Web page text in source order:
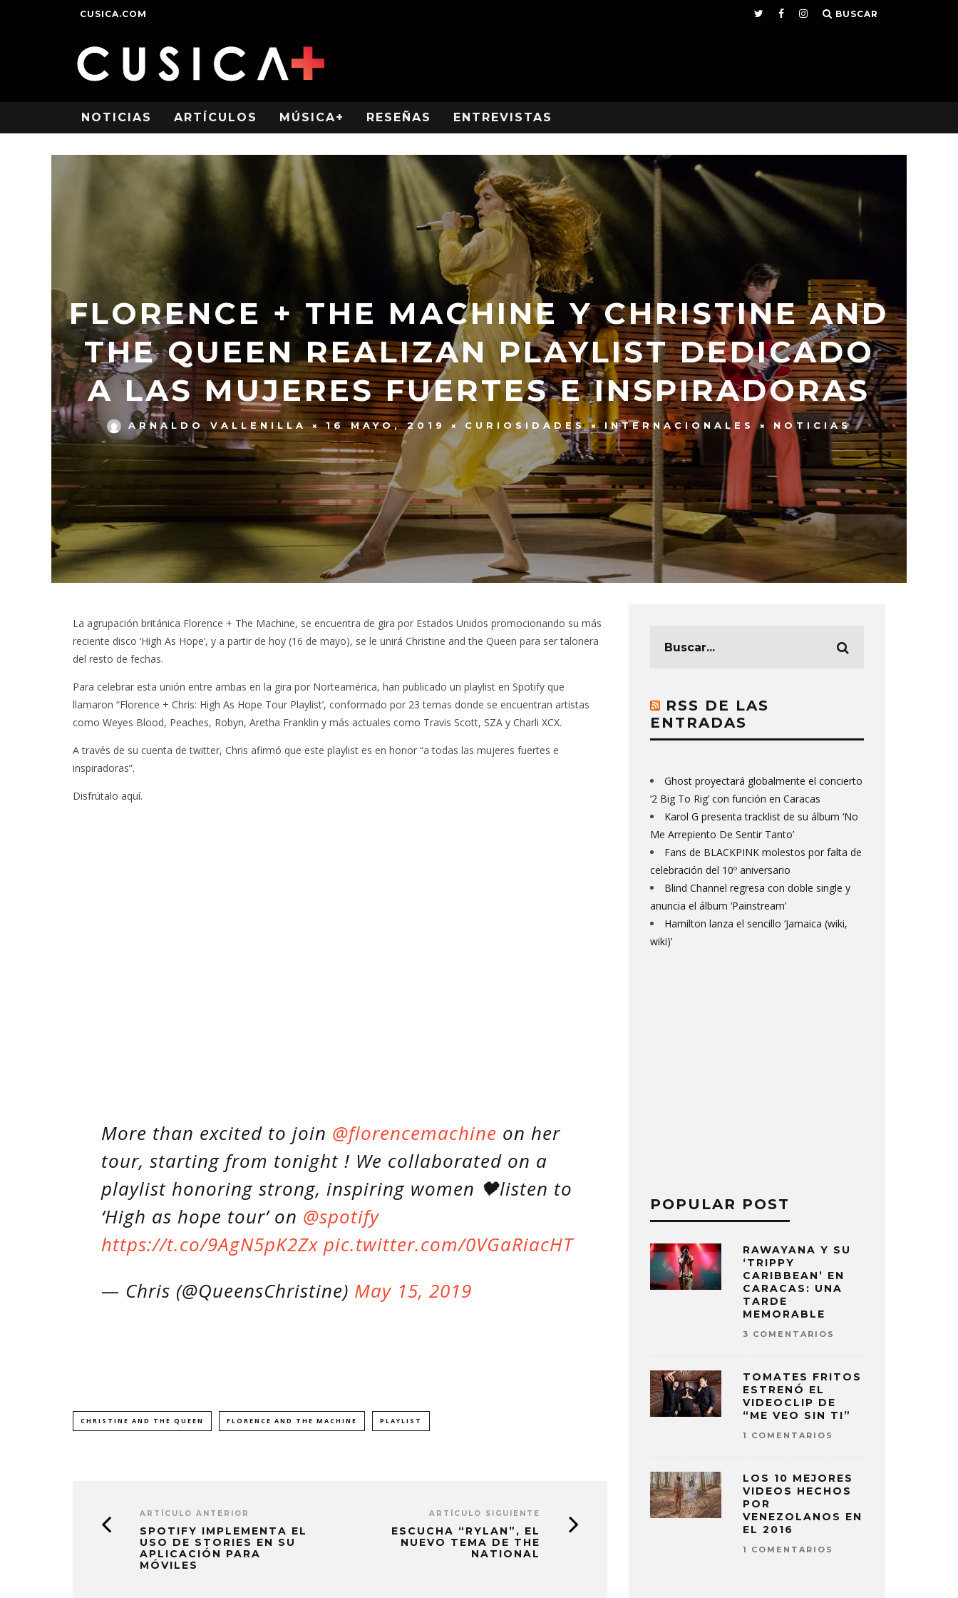
CUSICA.COM BUSCAR
NOTICIAS ARTÍCULOS MÚSICA+ RESEÑAS ENTREVISTAS
FLORENCE + THE MACHINE Y CHRISTINE AND
THE QUEEN REALIZAN PLAYLIST DEDICADO
A LAS MUJERES FUERTES E INSPIRADORAS
ARNALDO VALLENILLA 16 MAYO, 2019 CURIOSIDADES INTERNACIONALES NOTICIAS
La agrupación británica Florence + The Machine, se encuentra de gira por Estados Unidos promocionando su más
reciente disco ‘High As Hope’, y a partir de hoy (16 de mayo), se le unirá Christine and the Queen para ser talonera
del resto de fechas.
Para celebrar esta unión entre ambas en la gira por Norteamérica, han publicado un playlist en Spotify que
llamaron “Florence + Chris: High As Hope Tour Playlist’, conformado por 23 temas donde se encuentran artistas
como Weyes Blood, Peaches, Robyn, Aretha Franklin y más actuales como Travis Scott, SZA y Charli XCX.
A través de su cuenta de twitter, Chris afirmó que este playlist es en honor “a todas las mujeres fuertes e
inspiradoras”.
Disfrútalo aquí.
More than excited to join @florencemachine on her
tour, starting from tonight ! We collaborated on a
playlist honoring strong, inspiring women 🖤listen to
‘High as hope tour’ on @spotify
https://t.co/9AgN5pK2Zx pic.twitter.com/0VGaRiacHT
— Chris (@QueensChristine) May 15, 2019
CHRISTINE AND THE QUEEN FLORENCE AND THE MACHINE PLAYLIST
ARTÍCULO ANTERIOR
SPOTIFY IMPLEMENTA EL
USO DE STORIES EN SU
APLICACIÓN PARA
MÓVILES
ARTÍCULO SIGUIENTE
ESCUCHA “RYLAN”, EL
NUEVO TEMA DE THE
NATIONAL
RSS DE LAS
ENTRADAS
Ghost proyectará globalmente el concierto
‘2 Big To Rig’ con función en Caracas
Karol G presenta tracklist de su álbum ‘No
Me Arrepiento De Sentir Tanto’
Fans de BLACKPINK molestos por falta de
celebración del 10º aniversario
Blind Channel regresa con doble single y
anuncia el álbum ‘Painstream’
Hamilton lanza el sencillo ‘Jamaica (wiki,
wiki)’
POPULAR POST
RAWAYANA Y SU
‘TRIPPY
CARIBBEAN’ EN
CARACAS: UNA
TARDE
MEMORABLE
3 COMENTARIOS
TOMATES FRITOS
ESTRENÓ EL
VIDEOCLIP DE
“ME VEO SIN TI”
1 COMENTARIOS
LOS 10 MEJORES
VIDEOS HECHOS
POR
VENEZOLANOS EN
EL 2016
1 COMENTARIOS